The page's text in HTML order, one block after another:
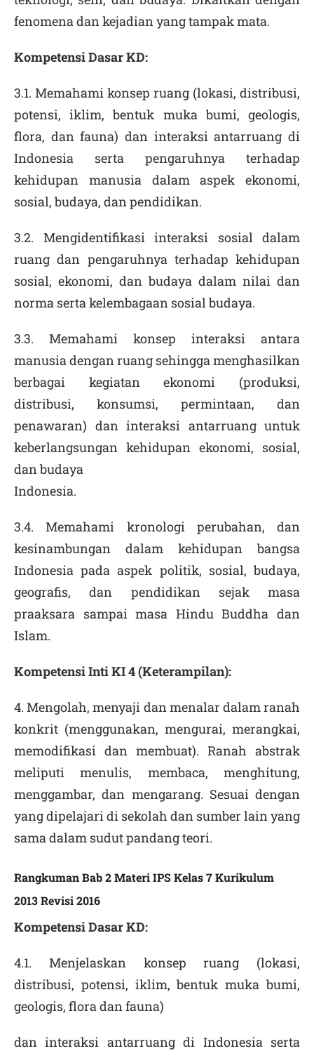
fenomena dan kejadian yang tampak mata.
Kompetensi Dasar KD:
3.1. Memahami konsep ruang (lokasi, distribusi,
potensi, iklim, bentuk muka bumi, geologis,
flora, dan fauna) dan interaksi antarruang di
Indonesia serta pengaruhnya terhadap
kehidupan manusia dalam aspek ekonomi,
sosial, budaya, dan pendidikan.
3.2. Mengidentifikasi interaksi sosial dalam
ruang dan pengaruhnya terhadap kehidupan
sosial, ekonomi, dan budaya dalam nilai dan
norma serta kelembagaan sosial budaya.
3.3. Memahami konsep interaksi antara
manusia dengan ruang sehingga menghasilkan
berbagai kegiatan ekonomi (produksi,
distribusi, konsumsi, permintaan, dan
penawaran) dan interaksi antarruang untuk
keberlangsungan kehidupan ekonomi, sosial,
dan budaya
Indonesia.
3.4. Memahami kronologi perubahan, dan
kesinambungan dalam kehidupan bangsa
Indonesia pada aspek politik, sosial, budaya,
geografis, dan pendidikan sejak masa
praaksara sampai masa Hindu Buddha dan
Islam.
Kompetensi Inti KI 4 (Keterampilan):
4. Mengolah, menyaji dan menalar dalam ranah
konkrit (menggunakan, mengurai, merangkai,
memodifikasi dan membuat). Ranah abstrak
meliputi menulis, membaca, menghitung,
menggambar, dan mengarang. Sesuai dengan
yang dipelajari di sekolah dan sumber lain yang
sama dalam sudut pandang teori.
Rangkuman Bab 2 Materi IPS Kelas 7 Kurikulum
2013 Revisi 2016
Kompetensi Dasar KD:
4.1. Menjelaskan konsep ruang (lokasi,
distribusi, potensi, iklim, bentuk muka bumi,
geologis, flora dan fauna)
dan interaksi antarruang di Indonesia serta